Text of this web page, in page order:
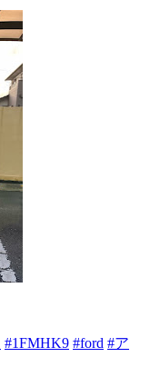
#1FMHK9 #ford #ア